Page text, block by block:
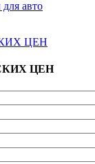
авто
ЦЕН
ЦЕН